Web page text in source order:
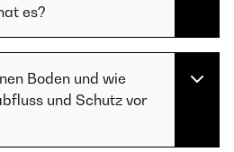
es?
Boden und wie
und Schutz vor